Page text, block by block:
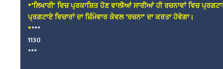
*’ਲਿਖਾਰੀ’ ਵਿਚ ਪ੍ਰਕਾਸ਼ਿਤ ਹੋਣ ਵਾਲੀਆਂ ਸਾਰੀਆਂ ਹੀ ਰਚਨਾਵਾਂ ਵਿਚ
ਪ੍ਰਗਟਾਏ ਵਿਚਾਰਾਂ ਦਾ ਜ਼ਿੰਮੇਵਾਰ ਕੇਵਲ ‘ਰਚਨਾ’ ਦਾ ਕਰਤਾ ਹੋਵੇਗਾ।
****
1130
***